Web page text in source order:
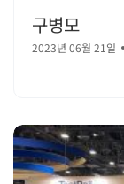
구병모
2023년 06월 21일